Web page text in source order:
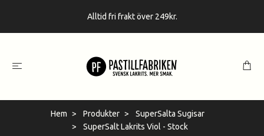
Alltid fri frakt över 249kr.
Hem Produkter
SuperSalta Sugisar
SuperSalt Lakrits Viol - Stock